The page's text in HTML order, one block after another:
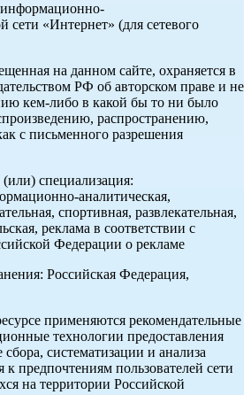
сети «Интернет» (для сетевого
на данном сайте, охраняется в
РФ об авторском праве и не
кем-либо в какой бы то ни было
распространению,
с письменного разрешения
специализация:
аналитическая,
спортивная, развлекательная,
реклама в соответствии с
Федерации о рекламе
Российская Федерация,
применяются рекомендательные
технологии предоставления
систематизации и анализа
предпочтениям пользователей сети
на территории Российской